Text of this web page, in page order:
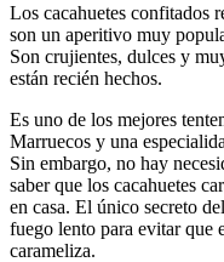
Los cacahuetes confitados
son un aperitivo muy
Son crujientes, dulces y
están recién hechos.
Es uno de los mejores
Marruecos y una
Sin embargo, no hay
saber que los cacahuetes
en casa. El único secreto
fuego lento para evitar que
carameliza.